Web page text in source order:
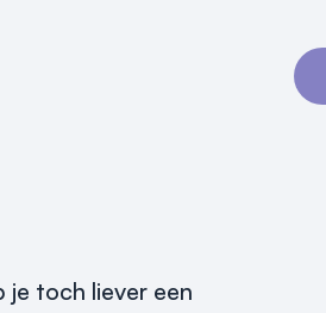
je toch liever een